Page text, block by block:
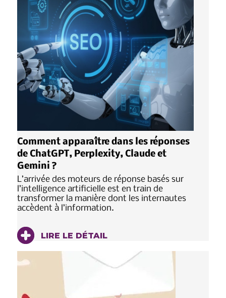
Comment apparaître dans les réponses
de ChatGPT, Perplexity, Claude et
Gemini ?
L’arrivée des moteurs de réponse basés sur
l’intelligence artificielle est en train de
transformer la manière dont les internautes
accèdent à l’information.
LIRE LE DÉTAIL